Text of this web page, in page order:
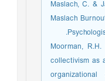
Maslach, C. &
Maslach
Moorman,
collectivism